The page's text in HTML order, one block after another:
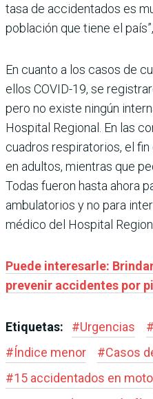
tasa de accidentados es
población que tiene el
En cuanto a los casos de
ellos COVID-19, se
pero no existe ningún
Hospital Regional. En las
cuadros respiratorios, el
en adultos, mientras que
Todas fueron hasta ahora
ambulatorios y no para
médico del Hospital
Puede interesarle:
prevenir accidentes por
Etiquetas: #Urgencias #
#Índice menor #Casos
#15 accidentados en moto